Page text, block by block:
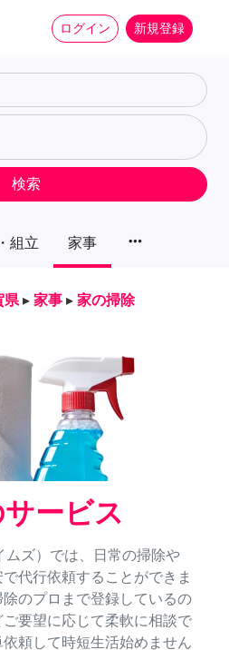
ログイン 新規登録
組立 家事 more_horiz
検索
県 ▸ 家事 ▸ 家の掃除
ービス
ズ）では、日常の掃除や
代行依頼することができま
のプロまで登録しているの
要望に応じて柔軟に相談で
頼して時短生活始めません